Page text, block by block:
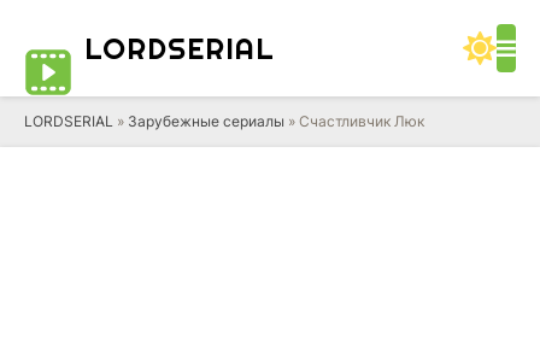
LORDSERIAL
LORDSERIAL » Зарубежные сериалы » Счастливчик Люк